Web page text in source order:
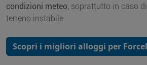
condizioni meteo, soprattutto in caso
terreno instabile.
Scopri i migliori alloggi per